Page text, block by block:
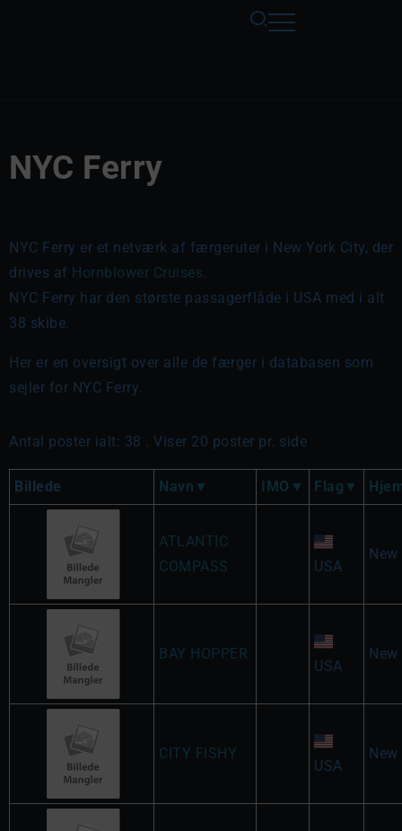
NYC Ferry
NYC Ferry er et netværk af færgeruter i New York City, der
drives af Hornblower Cruises.
NYC Ferry har den største passagerflåde i USA med i alt
38 skibe.
Her er en oversigt over alle de færger i databasen som
sejler for NYC Ferry.
Antal poster ialt: 38 . Viser 20 poster pr. side
Billede Navn IMO Flag
ATLANTIC
COMPASS
USA
New
BAY HOPPER
USA
New
CITY FISHY
USA
New